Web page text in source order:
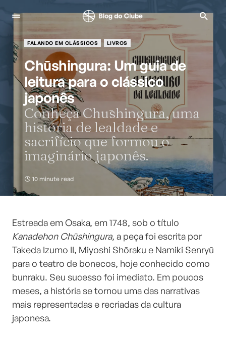
FALANDO EM CLÁSSICOS LIVROS
Chūshingura: Um guia de
leitura para o clássico
japonês
Conheça Chūshingura, uma
história de lealdade e
sacrifício que formou o
imaginário japonês.
10 minute read
Estreada em Osaka, em 1748, sob o título
Kanadehon Chūshingura, a peça foi escrita por
Takeda Izumo II, Miyoshi Shōraku e Namiki Senryū
para o teatro de bonecos, hoje conhecido como
bunraku. Seu sucesso foi imediato. Em poucos
meses, a história se tornou uma das narrativas
mais representadas e recriadas da cultura
japonesa.